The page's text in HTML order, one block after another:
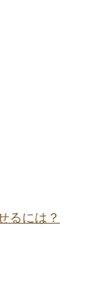
るには？